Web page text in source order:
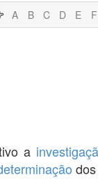
A B C D E F
a